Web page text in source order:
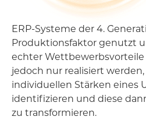
ERP-Systeme der 4.
Produktionsfaktor genutzt
echter Wettbewerbsvorteile
jedoch nur realisiert
individuellen Stärken eines
identifizieren und diese
zu transformieren.